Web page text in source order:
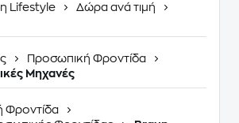
Lifestyle
Δώρα ανά τιμή
Προσωπική Φροντίδα
Μηχανές
Φροντίδα